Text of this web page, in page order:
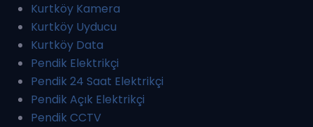
Kurtköy Kamera
Kurtköy Uyducu
Kurtköy Data
Pendik Elektrikçi
Pendik 24 Saat Elektrikçi
Pendik Açık Elektrikçi
Pendik CCTV